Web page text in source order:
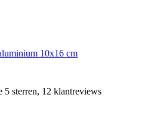
10x16 cm
5 sterren, 12 klantreviews